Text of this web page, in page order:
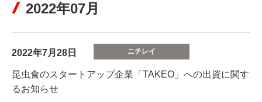
2022年07月
2022年7月28日
昆虫食のスタートアップ企業「TAKEO」への出資に関す
るお知らせ